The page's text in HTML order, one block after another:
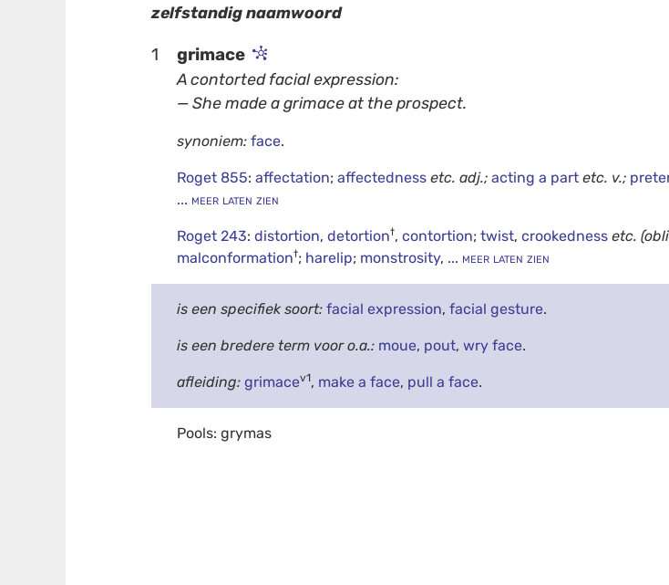
zelfstandig naamwoord
1 grimace
A contorted facial expression:
— She made a grimace at the prospect.
synoniem: face.
Roget 855: affectation;affectednessetc. adj.; acting a partetc. v.;
... meer laten zien
Roget 243: distortion,detortion†,contortion;twist,crookednessetc.
malconformation†; harelip; monstrosity, ... meer laten zien
is een specifiek soort:facial expression,facial gesture.
is een bredere term voor o.a.: moue, pout,wry face.
afleiding:grimacev1, make a face, pull a face.
Pools: grymas